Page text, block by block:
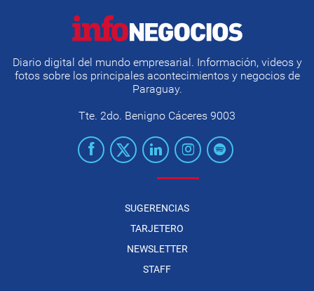
Diario digital del mundo empresarial. Información, videos y
fotos sobre los principales acontecimientos y negocios de
Paraguay.
Tte. 2do. Benigno Cáceres 9003
SUGERENCIAS
TARJETERO
NEWSLETTER
STAFF